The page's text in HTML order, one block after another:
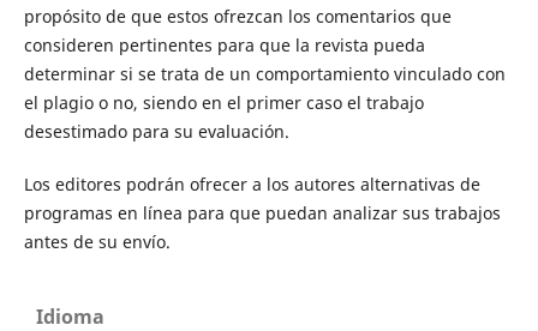
propósito de que estos ofrezcan los comentarios que
consideren pertinentes para que la revista pueda
determinar si se trata de un comportamiento vinculado con
el plagio o no, siendo en el primer caso el trabajo
desestimado para su evaluación.
Los editores podrán ofrecer a los autores alternativas de
programas en línea para que puedan analizar sus trabajos
antes de su envío.
Idioma